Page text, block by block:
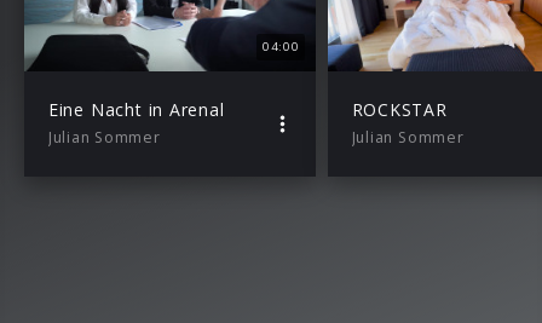
04:00
Eine Nacht in Arenal
Julian Sommer
ROCKSTAR
Julian Sommer